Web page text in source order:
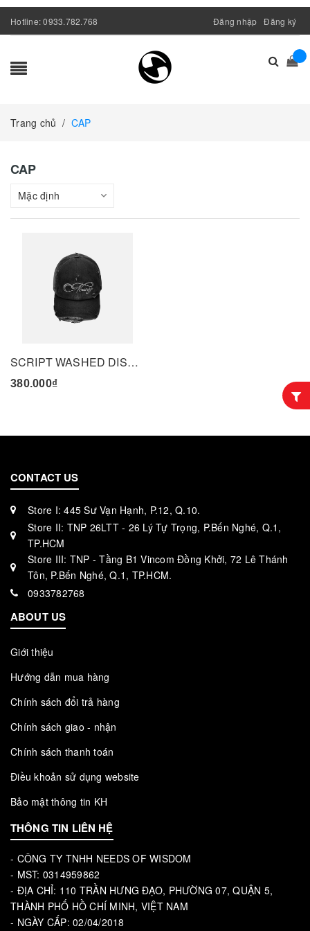
Hotline:0933.782.768 Đăng nhập Đăng ký
Trang chủ / CAP
CAP
SCRIPT WASHED DISTRESSED CAP
380.000₫
CONTACT US
Store I: 445 Sư Vạn Hạnh, P.12, Q.10.
Store II: TNP 26LTT - 26 Lý Tự Trọng, P.Bến Nghé, Q.1,
TP.HCM
Store III: TNP - Tầng B1 Vincom Đồng Khởi, 72 Lê Thánh
Tôn, P.Bến Nghé, Q.1, TP.HCM.
0933782768
ABOUT US
Giới thiệu
Hướng dẫn mua hàng
Chính sách đổi trả hàng
Chính sách giao - nhận
Chính sách thanh toán
Điều khoản sử dụng website
Bảo mật thông tin KH
THÔNG TIN LIÊN HỆ
- CÔNG TY TNHH NEEDS OF WISDOM
- MST: 0314959862
- ĐỊA CHỈ: 110 TRẦN HƯNG ĐẠO, PHƯỜNG 07, QUẬN 5,
THÀNH PHỐ HỒ CHÍ MINH, VIỆT NAM
- NGÀY CẤP: 02/04/2018